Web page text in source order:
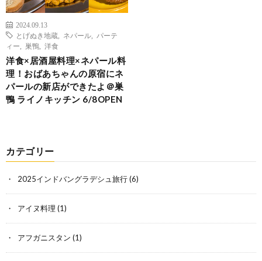
2024.09.13
とげぬき地蔵
ネパール
パーテ
ィー
巣鴨 洋食
洋食×居酒屋料理×ネパール料
理！おばあちゃんの原宿にネ
パールの新店ができたよ＠巣
鴨 ライノキッチン 6/8OPEN
カテゴリー
2025インドバングラデシュ旅行(6)
アイヌ料理 (1)
アフガニスタン (1)